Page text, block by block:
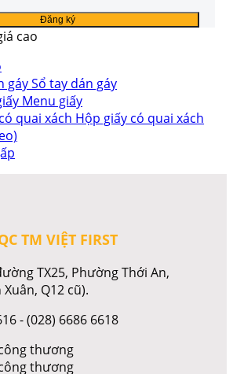
cao
Sổ tay dán gáy
Menu giấy
Hộp giấy có quai xách
TM VIỆT FIRST
TX25, Phường Thới An,
Q12 cũ).
- (028) 6686 6618